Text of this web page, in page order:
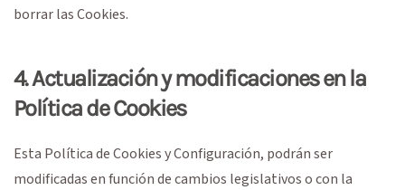
borrar las Cookies.
4. Actualización y modificaciones en la
Política de Cookies
Esta Política de Cookies y Configuración, podrán ser
modificadas en función de cambios legislativos o con la